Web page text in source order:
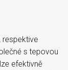
, respektive
s tepovou
efektivně